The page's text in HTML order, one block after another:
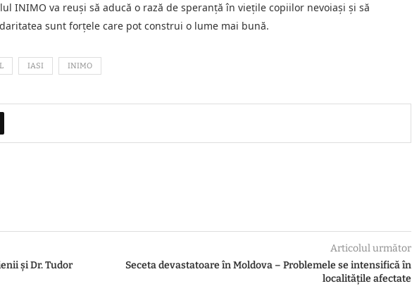
INIMO va reuși să aducă o rază de speranță în viețile copiilor nevoiași și să
sunt forțele care pot construi o lume mai bună.
IASI INIMO
și Dr. Tudor
Articolul următor
Seceta devastatoare în Moldova – Problemele se intensifică în
localitățile afectate